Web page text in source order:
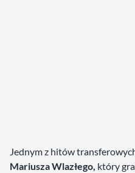
Jednym z hitów
Mariusza Wlazłego, który